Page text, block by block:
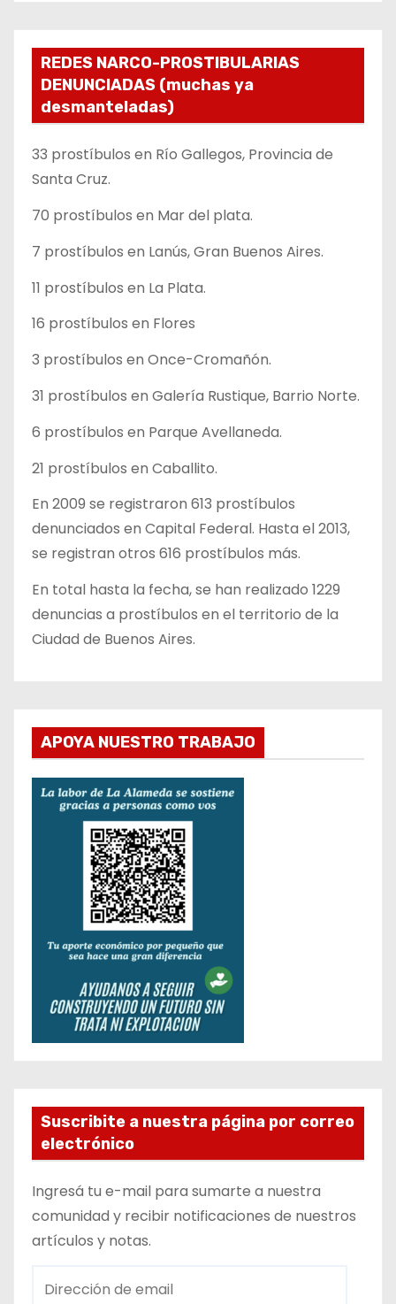
REDES NARCO-PROSTIBULARIAS
DENUNCIADAS (muchas ya
desmanteladas)
33 prostíbulos en Río Gallegos, Provincia de
Santa Cruz.
70 prostíbulos en Mar del plata.
7 prostíbulos en Lanús, Gran Buenos Aires.
11 prostíbulos en La Plata.
16 prostíbulos en Flores
3 prostíbulos en Once-Cromañón.
31 prostíbulos en Galería Rustique, Barrio Norte.
6 prostíbulos en Parque Avellaneda.
21 prostíbulos en Caballito.
En 2009 se registraron 613 prostíbulos
denunciados en Capital Federal. Hasta el 2013,
se registran otros 616 prostíbulos más.
En total hasta la fecha, se han realizado 1229
denuncias a prostíbulos en el territorio de la
Ciudad de Buenos Aires.
APOYA NUESTRO TRABAJO
Suscribite a nuestra página por correo
electrónico
Ingresá tu e-mail para sumarte a nuestra
comunidad y recibir notificaciones de nuestros
artículos y notas.